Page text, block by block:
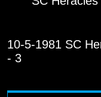
10-5-1981 SC
- 3